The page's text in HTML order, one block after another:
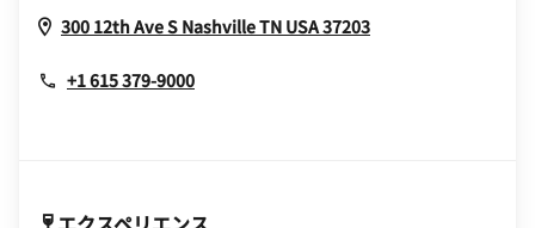
300 12th Ave S NashvilleTN USA37203Opens In New
+1 615 379-9000